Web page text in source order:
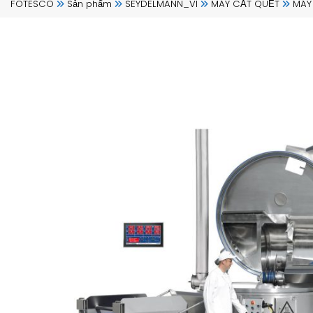
FOTESCO Sản phẩm SEYDELMANN_VI MÁY CẮT QUẾT